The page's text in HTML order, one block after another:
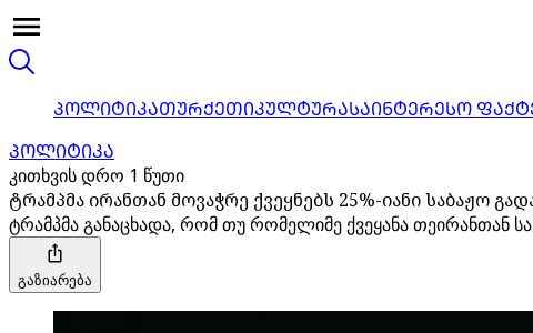
ᲞᲝᲚᲘᲢᲘᲙᲐᲗᲣᲠᲥᲔᲗᲘᲙᲣᲚᲢᲣᲠᲐᲡᲐᲘᲜᲢᲔᲠᲔᲡᲝ
ᲞᲝᲚᲘᲢᲘᲙᲐ
კითხვის დრო 1 წუთი
ტრამპმა ირანთან მოვაჭრე ქვეყნებს 25%-იანი საბაჟო
ტრამპმა განაცხადა, რომ თუ რომელიმე ქვეყანა თეირანთან
გაზიარება